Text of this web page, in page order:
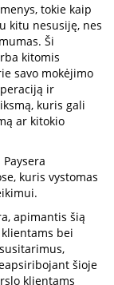
tokie kaip
kitu nesusiję, nes
Ši
kitomis
savo mokėjimo
ir
kuris gali
ar kitokio
kuris vystomas
apimantis šią
bei
šioje
klientams